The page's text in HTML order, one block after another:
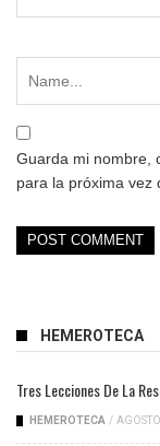
Guarda mi nombre,
para la próxima vez
HEMEROTECA
Tres Lecciones De La
HEMEROTECA /